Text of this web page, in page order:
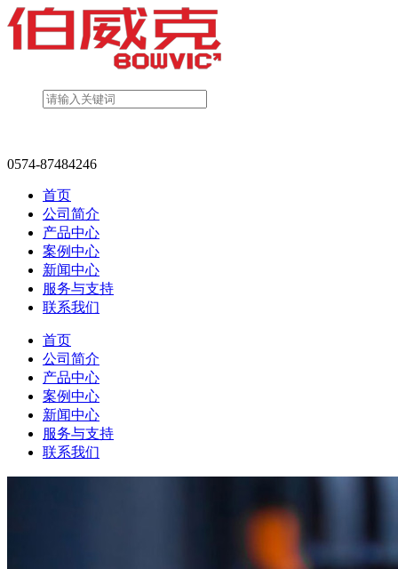
0574-87484246
首页
公司简介
产品中心
案例中心
新闻中心
服务与支持
联系我们
首页
公司简介
产品中心
案例中心
新闻中心
服务与支持
联系我们